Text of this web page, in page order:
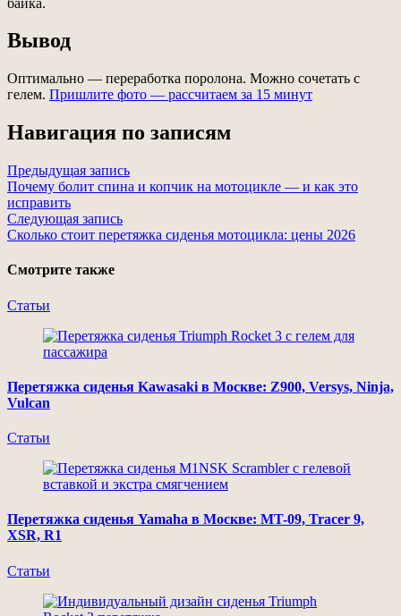
Вывод
Оптимально — переработка поролона. Можно сочетать с
гелем. Пришлите фото — рассчитаем за 15 минут
Навигация по записям
Предыдущая запись
Почему болит спина и копчик на мотоцикле — и как это
исправить
Следующая запись
Сколько стоит перетяжка сиденья мотоцикла: цены 2026
Смотрите также
Статьи
Перетяжка сиденья Kawasaki в Москве: Z900, Versys, Ninja,
Vulcan
Статьи
Перетяжка сиденья Yamaha в Москве: MT-09, Tracer 9,
XSR, R1
Статьи